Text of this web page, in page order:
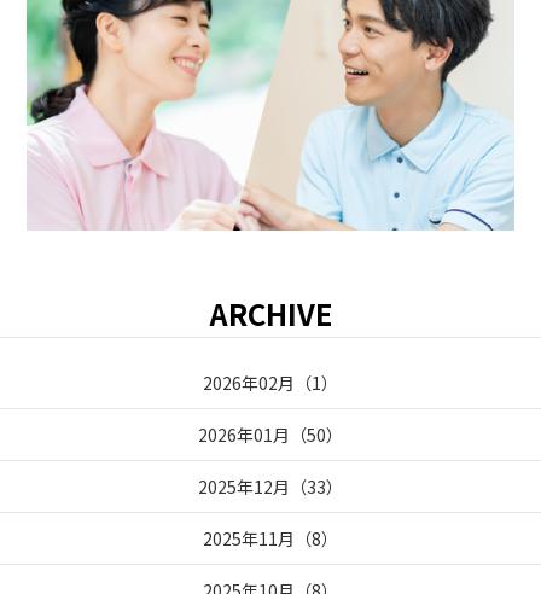
ARCHIVE
2026年02月 （1）
2026年01月 （50）
2025年12月 （33）
2025年11月 （8）